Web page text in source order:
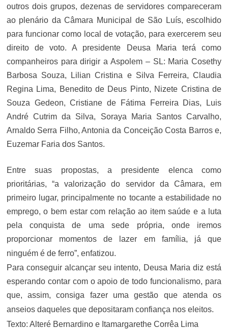
outros dois grupos, dezenas de servidores compareceram
ao plenário da Câmara Municipal de São Luís, escolhido
para funcionar como local de votação, para exercerem seu
direito de voto. A presidente Deusa Maria terá como
companheiros para dirigir a Aspolem – SL: Maria Cosethy
Barbosa Souza, Lilian Cristina e Silva Ferreira, Claudia
Regina Lima, Benedito de Deus Pinto, Nizete Cristina de
Souza Gedeon, Cristiane de Fátima Ferreira Dias, Luis
André Cutrim da Silva, Soraya Maria Santos Carvalho,
Arnaldo Serra Filho, Antonia da Conceição Costa Barros e,
Euzemar Faria dos Santos.
Entre suas propostas, a presidente elenca como
prioritárias, “a valorização do servidor da Câmara, em
primeiro lugar, principalmente no tocante a estabilidade no
emprego, o bem estar com relação ao item saúde e a luta
pela conquista de uma sede própria, onde iremos
proporcionar momentos de lazer em família, já que
ninguém é de ferro”, enfatizou.
Para conseguir alcançar seu intento, Deusa Maria diz está
esperando contar com o apoio de todo funcionalismo, para
que, assim, consiga fazer uma gestão que atenda os
anseios daqueles que depositaram confiança nos eleitos.
Texto: Alteré Bernardino e Itamargarethe Corrêa Lima